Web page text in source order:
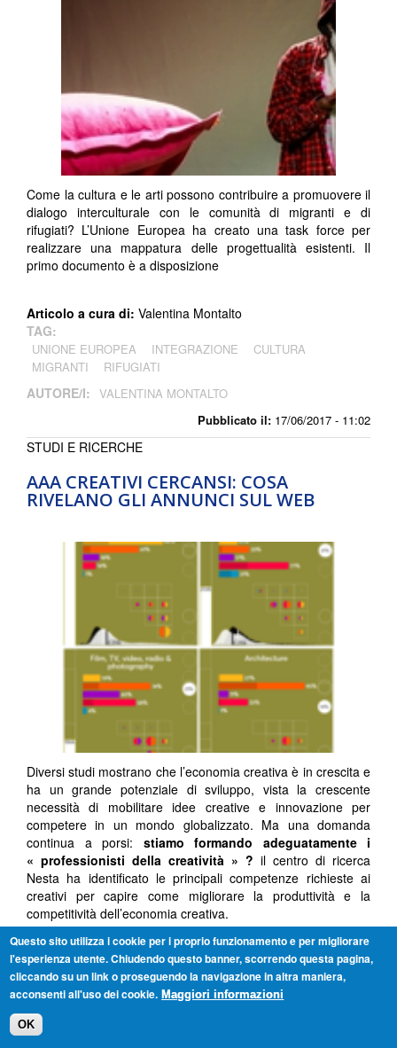
Pubblicato il: 17/06/2017 - 11:02
Come la cultura e le arti possono contribuire a promuovere il
dialogo interculturale con le comunità di migranti e di
rifugiati? L’Unione Europea ha creato una task force per
realizzare una mappatura delle progettualità esistenti. Il
primo documento è a disposizione
Articolo a cura di: Valentina Montalto
TAG:
UNIONE EUROPEA INTEGRAZIONE
CULTURA
MIGRANTI
RIFUGIATI
AUTORE/I: VALENTINA MONTALTO
AAA CREATIVI CERCANSI: COSA
RIVELANO GLI ANNUNCI SUL WEB
STUDI E RICERCHE
Diversi studi mostrano che l’economia creativa è in crescita e
ha un grande potenziale di sviluppo, vista la crescente
necessità di mobilitare idee creative e innovazione per
competere in un mondo globalizzato. Ma una domanda
continua a porsi: stiamo formando adeguatamente i
« professionisti della creatività » ? il centro di ricerca
Nesta ha identificato le principali competenze richieste ai
creativi per capire come migliorare la produttività e la
competitività dell’economia creativa.
Articolo a cura di:Valentina Montalto
TAG:
ECONOMIA CREATIVA RICERCA NESTA
COMPETENZE
SKILL
AUTORE/I:
Questo sito utilizza i cookie per i proprio funzionamento e per migliorare
l'esperienza utente. Chiudendo questo banner, scorrendo questa pagina,
cliccando su un link o proseguendo la navigazione in altra maniera,
acconsenti all'uso dei cookie. Maggiori informazioni
OK